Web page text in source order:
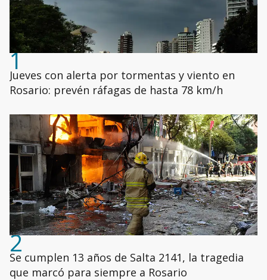
1
Jueves con alerta por tormentas y viento en
Rosario: prevén ráfagas de hasta 78 km/h
2
Se cumplen 13 años de Salta 2141, la tragedia
que marcó para siempre a Rosario